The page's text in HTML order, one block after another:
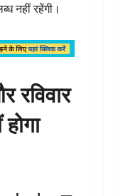
नहीं रहेंगी।
रविवार